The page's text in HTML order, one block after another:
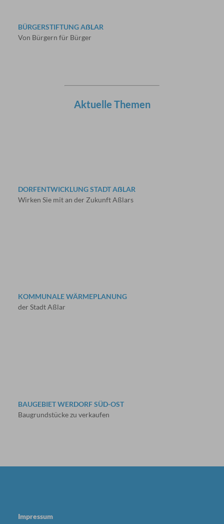
BÜRGERSTIFTUNG AẞLAR
Von Bürgern für Bürger
Aktuelle Themen
DORFENTWICKLUNG STADT AẞLAR
Wirken Sie mit an der Zukunft Aßlars
KOMMUNALE WÄRMEPLANUNG
der Stadt Aßlar
BAUGEBIET WERDORF SÜD-OST
Baugrundstücke zu verkaufen
Impressum